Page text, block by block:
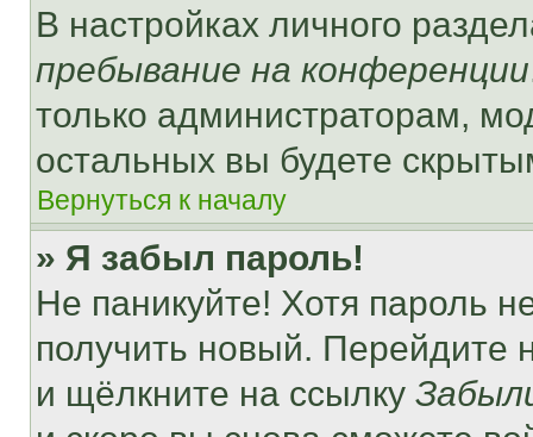
В настройках личного
пребывание на конференции
только администраторам,
остальных вы будете
Вернуться к началу
» Я забыл пароль!
Не паникуйте! Хотя пароль
получить новый. Перейдите
и щёлкните на ссылку